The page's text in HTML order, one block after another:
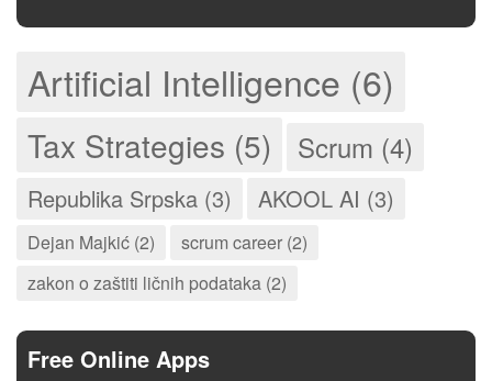
Artificial Intelligence (6)
Tax Strategies (5) Scrum (4)
Republika Srpska (3) AKOOL AI (3)
Dejan Majkić (2)
scrum career (2)
zakon o zaštiti ličnih podataka (2)
Free Online Apps